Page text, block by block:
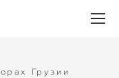
Грузии